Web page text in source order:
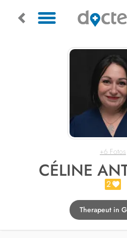
+6 Fotos
CÉLINE
2
Therapeut in